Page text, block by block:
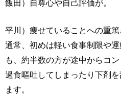
飯田）自尊心や自己評価が。
平川）痩せていることへの重篤
通常、初めは軽い食事制限や
も、約半数の方が途中からコ
過食嘔吐してしまったり下剤
ます。